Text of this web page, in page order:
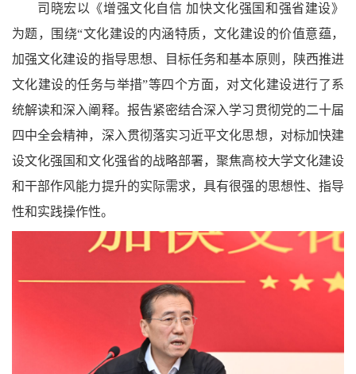
司晓宏以《增强文化自信 加快文化强国和强省建设》
为题，围绕“文化建设的内涵特质，文化建设的价值意蕴，
加强文化建设的指导思想、目标任务和基本原则，陕西推进
文化建设的任务与举措”等四个方面，对文化建设进行了系
统解读和深入阐释。报告紧密结合深入学习贯彻党的二十届
四中全会精神，深入贯彻落实习近平文化思想，对标加快建
设文化强国和文化强省的战略部署，聚焦高校大学文化建设
和干部作风能力提升的实际需求，具有很强的思想性、指导
性和实践操作性。